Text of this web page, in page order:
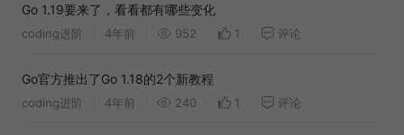
Go 1.19要来了，看看都有哪些变化
coding进阶 4年前 952 1 评论
Go官方推出了Go 1.18的2个新教程
coding进阶 4年前 240 1 评论